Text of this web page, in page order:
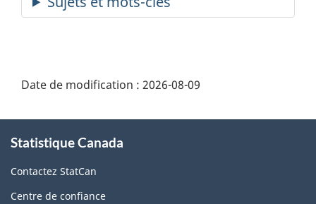
Date de modification : 2026-08-09
propos
de
ce
Statistique Canada
Contactez StatCan
Centre de confiance